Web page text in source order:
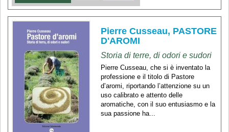
Pierre Cusseau, PASTORE
D'AROMI
Storia di terre, di odori e sudori
Pierre Cusseau, che si è inventato la
professione e il titolo di Pastore
d’aromi, riportando l’attenzione su un
uso calibrato e attento delle
aromatiche, con il suo entusiasmo e la
sua passione ha...